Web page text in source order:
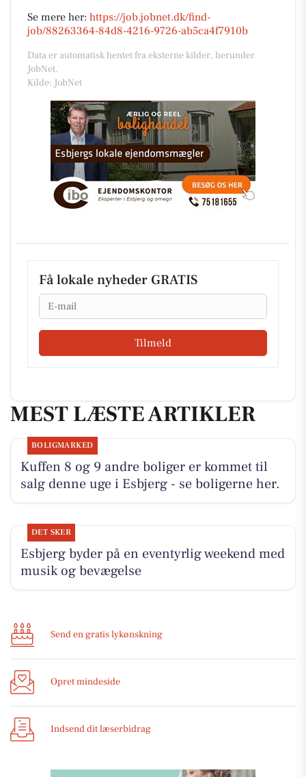
Se mere her: https://job.jobnet.dk/find-
job/88263364-84d8-4216-9726-ab5ca4f7910b
Data er automatisk hentet fra eksterne kilder, herunder
JobNet.
Kilde: JobNet
Få lokale nyheder GRATIS
Email
Tilmeld
MEST LÆSTE ARTIKLER
BOLIGMARKED
Kuffen 8 og 9 andre boliger er kommet til
salg denne uge i Esbjerg - se boligerne her.
DET SKER
Esbjerg byder på en eventyrlig weekend med
musik og bevægelse
Send en gratis lykønskning
Opret mindeside
Indsend dit læserbidrag